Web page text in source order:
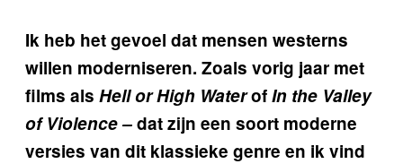
Ik heb het gevoel dat mensen westerns
willen moderniseren. Zoals vorig jaar met
films als Hell or High WaterofIn the Valley
of Violence–dat zijn een soort moderne
versies van dit klassieke genre en ik vind